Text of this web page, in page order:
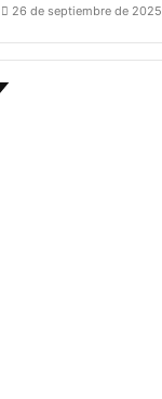
26 de septiembre de 2025